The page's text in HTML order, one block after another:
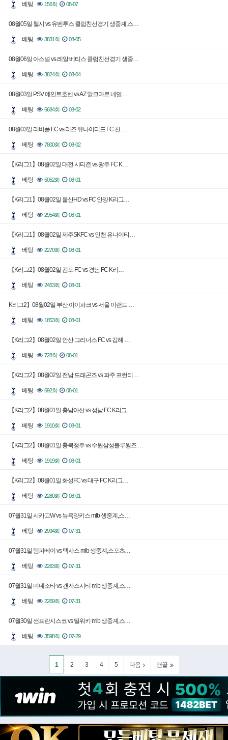
베팅 156회 08-07
08월05일 첼시 vs 유벤투스 클럽친선경기 생중계,스…
베팅 3831회 08-05
08월06일 아스널 vs 레알 베티스 클럽친선경기 생중…
베팅 3824회 08-04
08월03일 PSV 에인트호벤 vs AZ 알크마르 네덜…
베팅 6684회 08-02
08월03일 리버풀 FC vs 리즈 유나이티드 FC 친…
베팅 7800회 08-02
【K리그1】08월02일 대전 시티즌 vs 광주 FC K…
베팅 5052회 08-01
【K리그1】08월02일 울산HD vs FC 안양 K리그…
베팅 2954회 08-01
【K리그1】08월02일 제주SKFC vs 인천 유나이티…
베팅 2270회 08-01
【K리그2】08월02일 김포 FC vs 경남 FC K리…
베팅 2453회 08-01
K리그2】08월02일 부산 아이파크 vs 서울 이랜드 …
베팅 1853회 08-01
【K리그2】08월02일 안산 그리너스 FC vs 김해 …
베팅 728회 08-01
【K리그2】08월02일 전남 드래곤즈 vs 파주 프런티…
베팅 692회 08-01
【K리그2】08월01일 충남아산 vs 성남 FC K리그…
베팅 1910회 08-01
【K리그2】08월01일 충북청주 vs 수원삼성블루윙즈 …
베팅 1919회 08-01
【K리그2】08월01일 화성FC vs 대구 FC K리그…
베팅 2280회 08-01
07월31일 시카고W vs 뉴욕양키스 mlb 생중계,스…
베팅 2994회 07-31
07월31일 탬파베이 vs 텍사스 mlb 생중계,스포츠…
베팅 2263회 07-31
07월31일 미네소타 vs 캔자스시티 mlb 생중계,스…
베팅 2269회 07-31
07월30일 샌프란시스코 vs 밀워키 mlb 생중계,스…
베팅 3598회 07-29
1 2 3 4 5 다음 맨끝